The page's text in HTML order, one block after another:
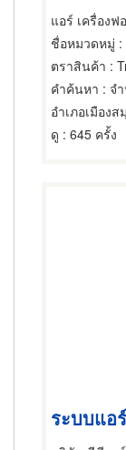
แอร์ เครื่อง
ชื่อหมวดหมู่ :
ตราสินค้า :
คำค้นหา : จ
อำเภอเมือง
ดู : 645 ครั้ง
ระบบแอ